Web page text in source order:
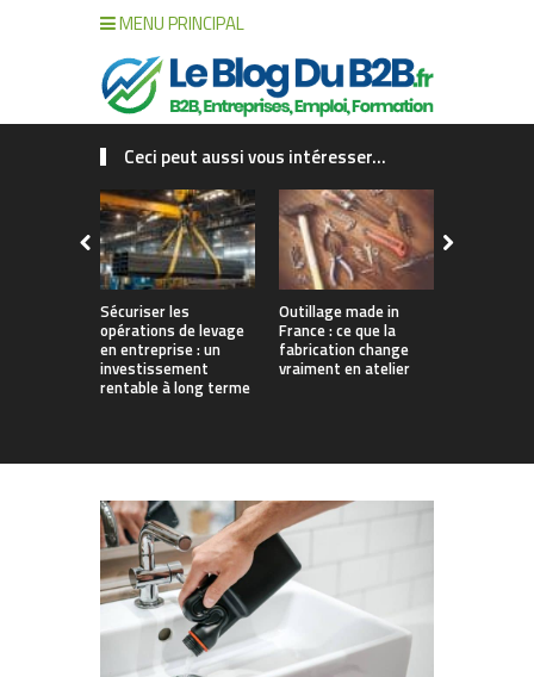
MENU PRINCIPAL
Ceci peut aussi vous intéresser...
Sécuriser les
opérations de levage
en entreprise : un
investissement
rentable à long terme
Outillage made in
France : ce que la
fabrication change
vraiment en atelier